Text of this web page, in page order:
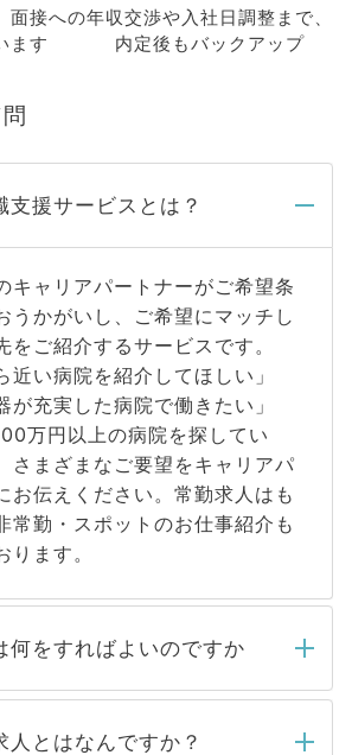
面接への
ます
年収交渉や入社日調整まで、
内定後もバックアップ
支援サービスとは？
キャリアパートナーがご希望条
うかがいし、ご希望にマッチし
をご紹介するサービスです。
近い病院を紹介してほしい」
が充実した病院で働きたい」
万円以上の病院を探してい
さまざまなご要望をキャリアパ
お伝えください。常勤求人はも
常勤・スポットのお仕事紹介も
ります。
何をすればよいのですか
だきましたら、弊社担当者がご
確認し、その後メールもしくは
人とはなんですか？